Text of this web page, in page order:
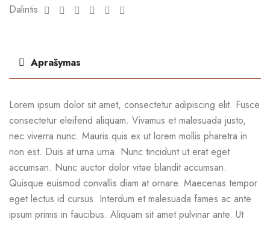
Dalintis
Facebook
TwitterLinkedinGoogle+Pinterest
Aprašymas
Lorem ipsum dolor sit amet, consectetur adipiscing elit. Fusce
consectetur eleifend aliquam. Vivamus et malesuada justo,
nec viverra nunc. Mauris quis ex ut lorem mollis pharetra in
non est. Duis at urna urna. Nunc tincidunt ut erat eget
accumsan. Nunc auctor dolor vitae blandit accumsan.
Quisque euismod convallis diam at ornare. Maecenas tempor
eget lectus id cursus. Interdum et malesuada fames ac ante
ipsum primis in faucibus. Aliquam sit amet pulvinar ante. Ut